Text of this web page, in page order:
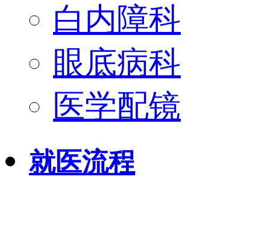
白内障科
眼底病科
医学配镜
就医流程